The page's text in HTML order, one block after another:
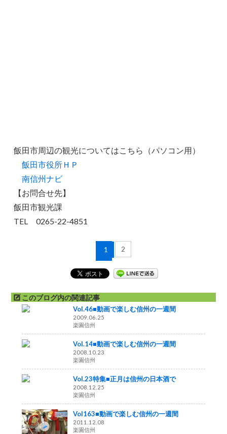
飯田市周辺の観光についてはこちら（パソコン用）
飯田市役所ＨＰ
南信州ナビ
【お問合せ先】
飯田市観光課
TEL 0265-22-4851
1 2
このブログ内の関連記事
Vol.46■動画で楽しむ信州の一週間
2009.06.25
楽園信州
Vol.14■動画で楽しむ信州の一週間
2008.10.23
楽園信州
Vol.23特集■正月は信州の日本酒で
2008.12.25
楽園信州
Vol163■動画で楽しむ信州の一週間
2011.12.08
楽園信州